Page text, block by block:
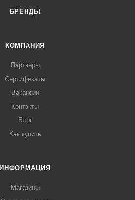
БРЕНДЫ
КОМПАНИЯ
Партнеры
Сертификаты
Вакансии
Контакты
Блог
Как купить
ИНФОРМАЦИЯ
Магазины